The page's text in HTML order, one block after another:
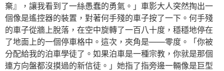
棄』，讓我看到了一絲愚蠢的勇氣。」車影大人突然掏出一
個像是遙控器的裝置，對著何手殘的車子按了一下。何手殘
的車子從牆上脫落，在空中旋轉了一百八十度，穩穩地停在
了地面上的一個停車格中。這次，夾角是——零度。「你被
分配給我的泊車學徒了。如果泊車是一種宗教，你就是那個
連方向盤都沒摸過的新信徒。」她指了指旁邊一輛像是巨型